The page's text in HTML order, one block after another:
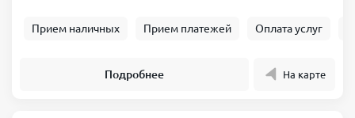
Прием наличных Прием платежей Оплата услуг
Подробнее На карте